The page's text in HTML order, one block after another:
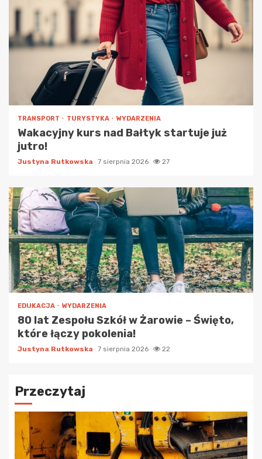
TRANSPORT TURYSTYKA WYDARZENIA
Wakacyjny kurs nad Bałtyk startuje już
jutro!
Justyna Rutkowska 7 sierpnia 2026 27
EDUKACJA WYDARZENIA
80 lat Zespołu Szkół w Żarowie – Święto,
które łączy pokolenia!
Justyna Rutkowska 7 sierpnia 2026 22
Przeczytaj